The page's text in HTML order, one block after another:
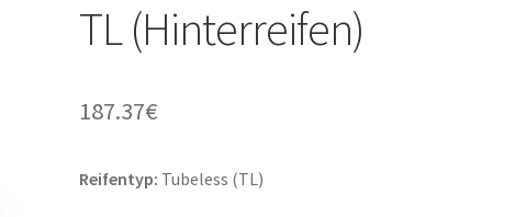
TL (Hinterreifen)
187.37€
Reifentyp: Tubeless (TL)